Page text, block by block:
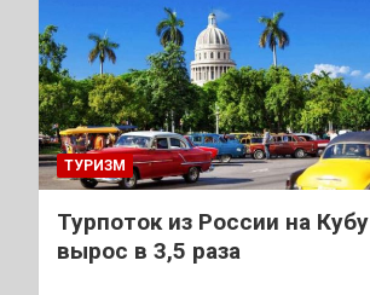
ТУРИЗМ
Турпоток из России на Кубу
вырос в 3,5 раза